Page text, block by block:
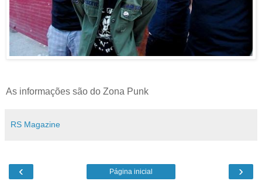
As informações são do Zona Punk
RS Magazine
‹ ›
Página inicial